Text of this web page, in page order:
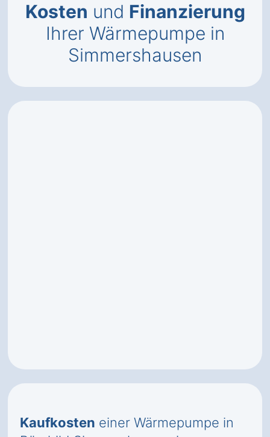
Kosten und Finanzierung
Ihrer Wärmepumpe in
Simmershausen
Kaufkosten einer Wärmepumpe in